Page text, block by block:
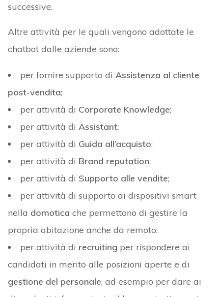
successive.
Altre attività per le quali vengono adottate le
chatbot dalle aziende sono:
per fornire supporto di Assistenza al cliente
post-vendita;
per attività di Corporate Knowledge;
per attività di Assistant;
per attività di Guida all’acquisto;
per attività di Brand reputation;
per attività di Supporto alle vendite;
per attività di supporto ai dispositivi smart
nella domotica che permettono di gestire la
propria abitazione anche da remoto;
per attività di recruiting per rispondere ai
candidati in merito alle posizioni aperte e di
gestione del personale, ad esempio per dare ai